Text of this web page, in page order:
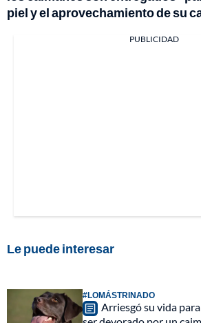
piel y el aprovechamiento de su
PUBLICIDAD
Le puede interesar
#LOMÁSTRINADO
Arriesgó su vida